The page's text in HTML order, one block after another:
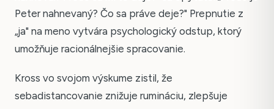
Peter nahnevaný? Čo sa práve deje?" Prepnutie z
„ja" na meno vytvára psychologický odstup, ktorý
umožňuje racionálnejšie spracovanie.
Kross vo svojom výskume zistil, že
sebadistancovanie znižuje rumináciu, zlepšuje